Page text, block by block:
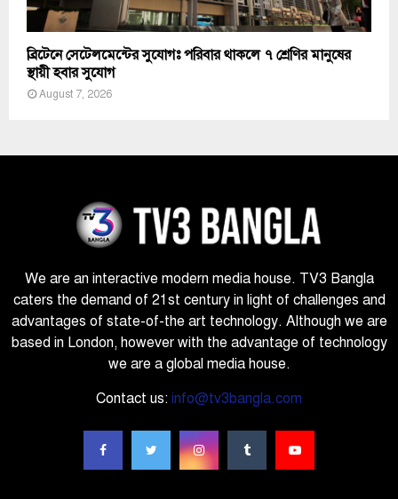
ব্রিটেনে সেটেলমেন্টের সুযোগঃ পরিবার থাকলে ৭ শ্রেণির মানুষের
স্থায়ী হবার সুযোগ
August 7, 2026
We are an interactive modern media house. TV3 Bangla
caters the demand of 21st century in light of challenges and
advantages of state-of-the art technology. Although we are
based in London, however with the advantage of technology
we are a global media house.
Contact us: info@tv3bangla.com